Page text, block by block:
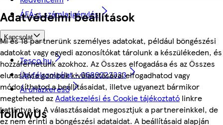
Adatvédelmi beállítások
Mi és 18 partnerünk személyes adatokat, például böngészési
adatokat vagy egyedi azonosítókat tárolunk a készülékeden, és
hozzáférhetünk azokhoz. Az Összes elfogadása és az Összes
elutasítása gombok kiválasztásával elfogadhatod vagy
módosíthatod a beállításaidat, illetve ugyanezt bármikor
megteheted azAdatkezelési és Cookie tájékoztató linkre
kattintva is. A választásaidat megosztjuk a partnereinkkel, de
ez nem érinti a böngészési adataidat. A beállításaid alapján
ÁFÁ-s számla igénylés
Kapcsolat
Tesco.hu
Ügyfélszolgálat - 0680222333
Áruházkereső
followUs